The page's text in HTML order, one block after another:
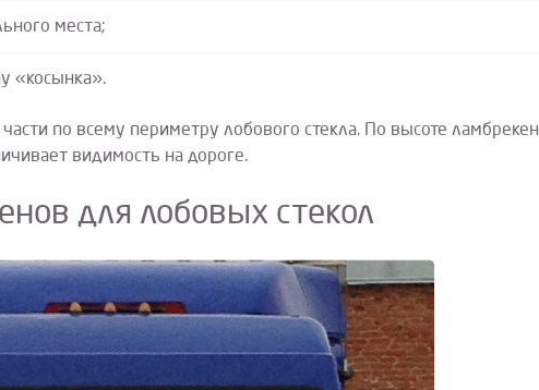
места;
«косынка».
части по всему периметру лобового стекла. По высоте ламбрекен
видимость на дороге.
для лобовых стекол